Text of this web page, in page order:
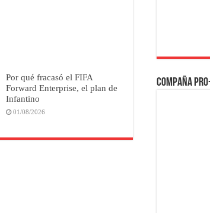
Por qué fracasó el FIFA
Forward Enterprise, el plan de
Infantino
01/08/2026
Compaña